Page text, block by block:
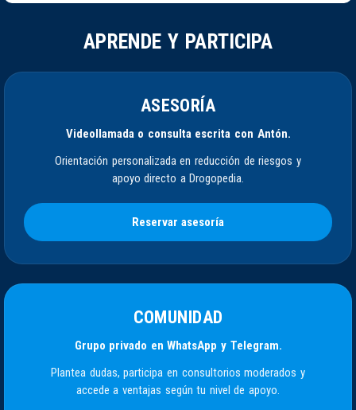
APRENDE Y PARTICIPA
ASESORÍA
Videollamada o consulta escrita con Antón.
Orientación personalizada en reducción de riesgos y
apoyo directo a Drogopedia.
Reservar asesoría
COMUNIDAD
Grupo privado en WhatsApp y Telegram.
Plantea dudas, participa en consultorios moderados y
accede a ventajas según tu nivel de apoyo.